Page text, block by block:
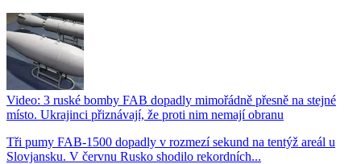
Video: 3 ruské bomby FAB dopadly mimořádně přesně na stejné
místo. Ukrajinci přiznávají, že proti nim nemají obranu
Tři pumy FAB-1500 dopadly v rozmezí sekund na tentýž areál u
Slovjansku. V červnu Rusko shodilo rekordních...